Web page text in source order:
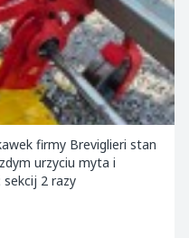
firmy Breviglieri stan
urzyciu myta i
2 razy